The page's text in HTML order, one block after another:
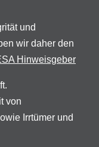
und
wir daher den
Hinweisgeber
von
Irrtümer und